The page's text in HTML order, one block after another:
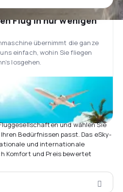
Flug in nur wenigen
übernimmt die ganze
einfach, wohin Sie fliegen
losgehen.
und wählen Sie
Bedürfnissen passt. Das eSky-
und internationale
Komfort und Preis bewertet